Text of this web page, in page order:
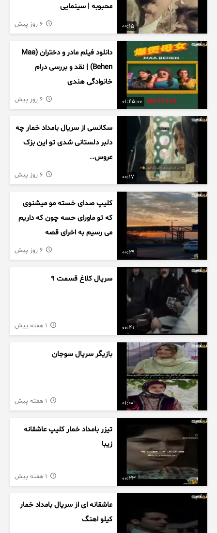
00:15
محبوبه | سینمایی
01:45:00
دانلود فیلم مادر و دختران (Maa
Behen) | نقد و بررسی درام
خانوادگی هندی
00:17
سکانسی از سریال بامداد خمار چه
دلبر دلستانی شدی تو این بزک
عروس..
00:29
کلیپ صدای خسته مو میشنوی
که تو ماورای حسه چون که داریم
می رسیم به اخرای قصه
00:41
سریال کلاغ قسمت 9
01:00
بازیگر سریال سوجان
00:23
تیزر بامداد خمار کلیپ عاشقانه
زیبا
عاشقانه ای از سریال بامداد خمار
کیلو اهنگ